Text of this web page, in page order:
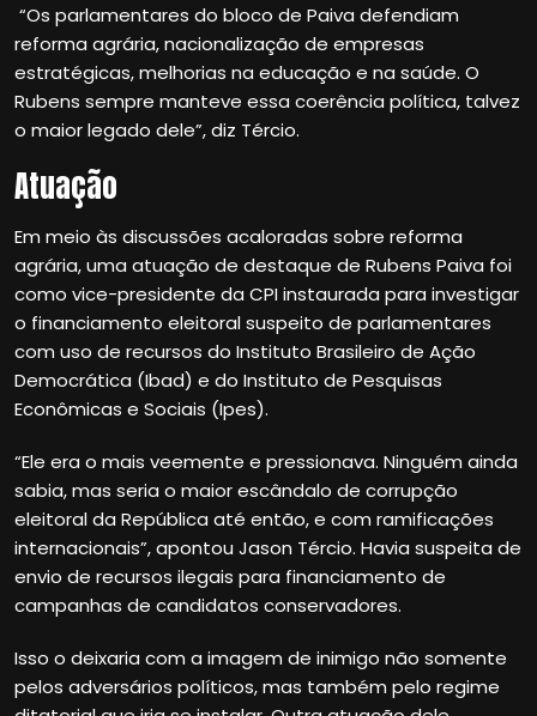
“Os parlamentares do bloco de Paiva defendiam
reforma agrária, nacionalização de empresas
estratégicas, melhorias na educação e na saúde. O
Rubens sempre manteve essa coerência política, talvez
o maior legado dele”, diz Tércio.
Atuação
Em meio às discussões acaloradas sobre reforma
agrária, uma atuação de destaque de Rubens Paiva foi
como vice-presidente da CPI instaurada para investigar
o financiamento eleitoral suspeito de parlamentares
com uso de recursos do Instituto Brasileiro de Ação
Democrática (Ibad) e do Instituto de Pesquisas
Econômicas e Sociais (Ipes).
“Ele era o mais veemente e pressionava. Ninguém ainda
sabia, mas seria o maior escândalo de corrupção
eleitoral da República até então, e com ramificações
internacionais”, apontou Jason Tércio. Havia suspeita de
envio de recursos ilegais para financiamento de
campanhas de candidatos conservadores.
Isso o deixaria com a imagem de inimigo não somente
pelos adversários políticos, mas também pelo regime